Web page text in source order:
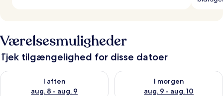
Værelsesmuligheder
Tjek tilgængelighed for disse datoer
I aften
aug. 8 - aug. 9
Tjek tilgængelighed for i aften aug. 8 - aug. 9
I morgen
aug. 9 - aug. 10
Tjek tilgængelighed for i